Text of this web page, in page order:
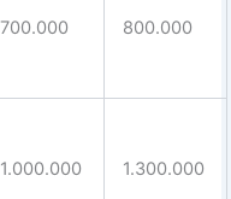
700.000 800.000
1.000.000 1.300.000